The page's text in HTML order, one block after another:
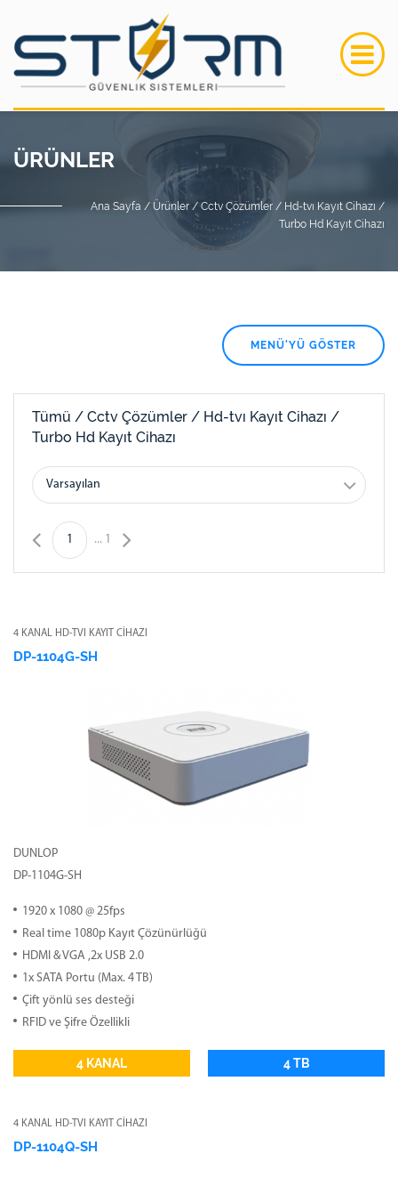
ÜRÜNLER
Ana Sayfa / Ürünler / Cctv Çözümler / Hd-tvı Kayıt Cihazı /
Turbo Hd Kayıt Cihazı
MENÜ'YÜ GÖSTER
Tümü / Cctv Çözümler / Hd-tvı Kayıt Cihazı /
Turbo Hd Kayıt Cihazı
Varsayılan
1 ... 1
4 KANAL HD-TVI KAYIT CİHAZI
DP-1104G-SH
DUNLOP
DP-1104G-SH
1920 x 1080 @ 25fps
Real time 1080p Kayıt Çözünürlüğü
HDMI & VGA ,2x USB 2.0
1x SATA Portu (Max. 4 TB)
Çift yönlü ses desteği
RFID ve Şifre Özellikli
4 KANAL 4 TB
4 KANAL HD-TVI KAYIT CİHAZI
DP-1104Q-SH